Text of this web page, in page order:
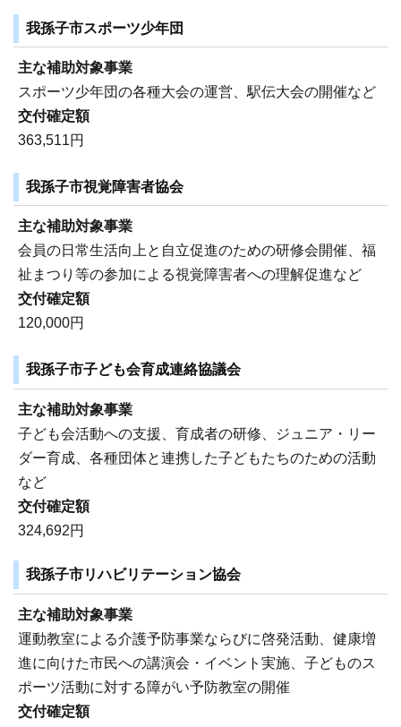
我孫子市スポーツ少年団
主な補助対象事業
スポーツ少年団の各種大会の運営、駅伝大会の開催など
交付確定額
363,511円
我孫子市視覚障害者協会
主な補助対象事業
会員の日常生活向上と自立促進のための研修会開催、福
祉まつり等の参加による視覚障害者への理解促進など
交付確定額
120,000円
我孫子市子ども会育成連絡協議会
主な補助対象事業
子ども会活動への支援、育成者の研修、ジュニア・リー
ダー育成、各種団体と連携した子どもたちのための活動
など
交付確定額
324,692円
我孫子市リハビリテーション協会
主な補助対象事業
運動教室による介護予防事業ならびに啓発活動、健康増
進に向けた市民への講演会・イベント実施、子どものス
ポーツ活動に対する障がい予防教室の開催
交付確定額